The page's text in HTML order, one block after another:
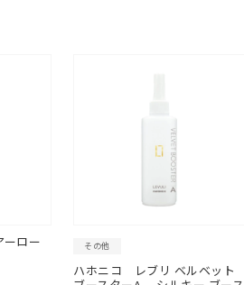
ーロー
その他
ハホニコ
レブリ ベルベット